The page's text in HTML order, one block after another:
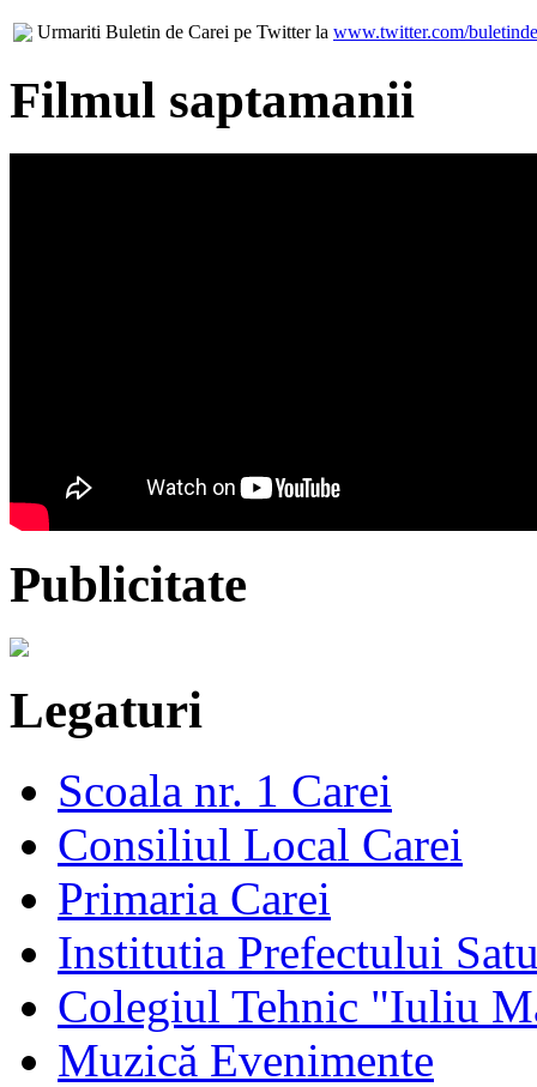
Urmariti Buletin de Carei pe Twitter la www.twitter.com/
Filmul saptamanii
Publicitate
Legaturi
Scoala nr. 1 Carei
Consiliul Local Carei
Primaria Carei
Institutia Prefectului
Colegiul Tehnic "Iuliu
Muzică Evenimente